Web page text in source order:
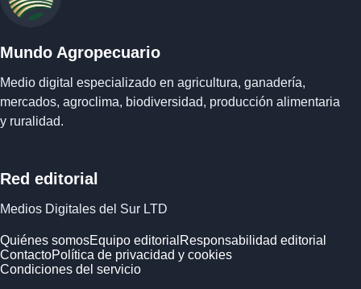
Mundo Agropecuario
Medio digital especializado en agricultura, ganadería,
mercados, agroclima, biodiversidad, producción alimentaria
y ruralidad.
Red editorial
Medios Digitales del Sur LTD
Quiénes somosEquipo editorial Responsabilidad editorial
ContactoPolítica de privacidad y cookies
Condiciones del servicio